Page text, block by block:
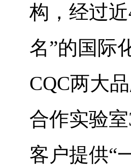
构，经过
名”的国际
CQC两大
合作实验
客户提供“